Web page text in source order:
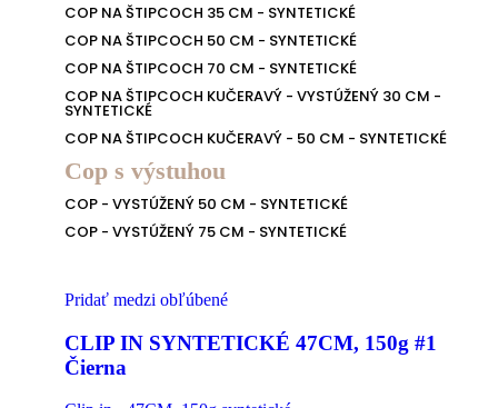
COP NA ŠTIPCOCH 35 CM - SYNTETICKÉ
COP NA ŠTIPCOCH 50 CM - SYNTETICKÉ
COP NA ŠTIPCOCH 70 CM - SYNTETICKÉ
COP NA ŠTIPCOCH KUČERAVÝ - VYSTÚŽENÝ 30 CM -
SYNTETICKÉ
COP NA ŠTIPCOCH KUČERAVÝ - 50 CM - SYNTETICKÉ
Cop s výstuhou
COP - VYSTÚŽENÝ 50 CM - SYNTETICKÉ
COP - VYSTÚŽENÝ 75 CM - SYNTETICKÉ
Pridať medzi obľúbené
CLIP IN SYNTETICKÉ 47CM, 150g #1
Čierna